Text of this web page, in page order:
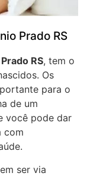
Prado RS
RS, tem o
Os
para o
de um
você pode dar
com
ser via